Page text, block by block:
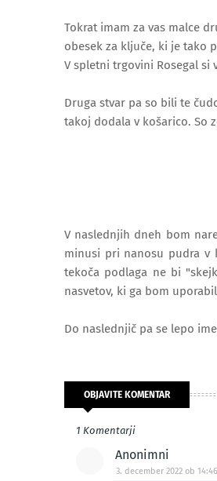
Tokrat imam za vas malce
obesek za ključe, ki je tako
V spletni trgovini Rosegal
Druga stvar pa so bili te
takoj dodala v košarico. So
V naslednjih dneh bom
minusi pri nanosu pudra v
tekoča podlaga ne bi
nasvetov, ki ga bom
Do naslednjič pa se lepo
OBJAVITE KOMENTAR
1 Komentarji
Anonimni
3. december 2022 ob 14:46